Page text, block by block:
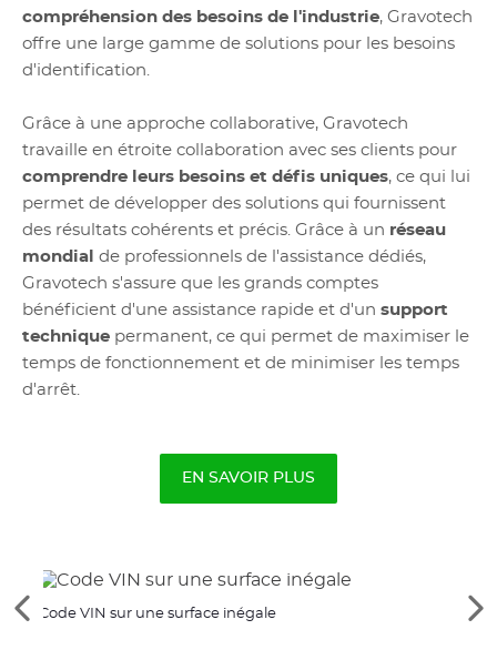
compréhension des besoins de l'industrie, Gravotech
offre une large gamme de solutions pour les besoins
d'identification.
Grâce à une approche collaborative, Gravotech
travaille en étroite collaboration avec ses clients pour
comprendre leurs besoins et défis uniques, ce qui lui
permet de développer des solutions qui fournissent
des résultats cohérents et précis. Grâce à un réseau
mondial de professionnels de l'assistance dédiés,
Gravotech s'assure que les grands comptes
bénéficient d'une assistance rapide et d'un support
technique permanent, ce qui permet de maximiser le
temps de fonctionnement et de minimiser les temps
d'arrêt.
EN SAVOIR PLUS
VoirCode VIN sur une surface inégale